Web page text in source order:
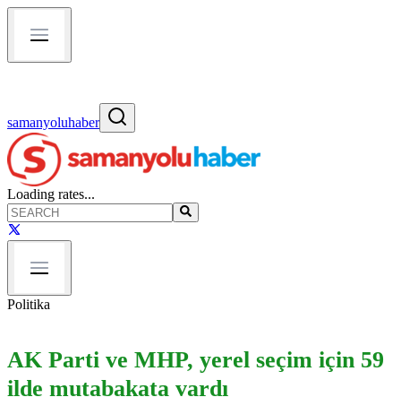
samanyoluhaber
Loading rates...
Politika
AK Parti ve MHP, yerel seçim için 59
ilde mutabakata vardı